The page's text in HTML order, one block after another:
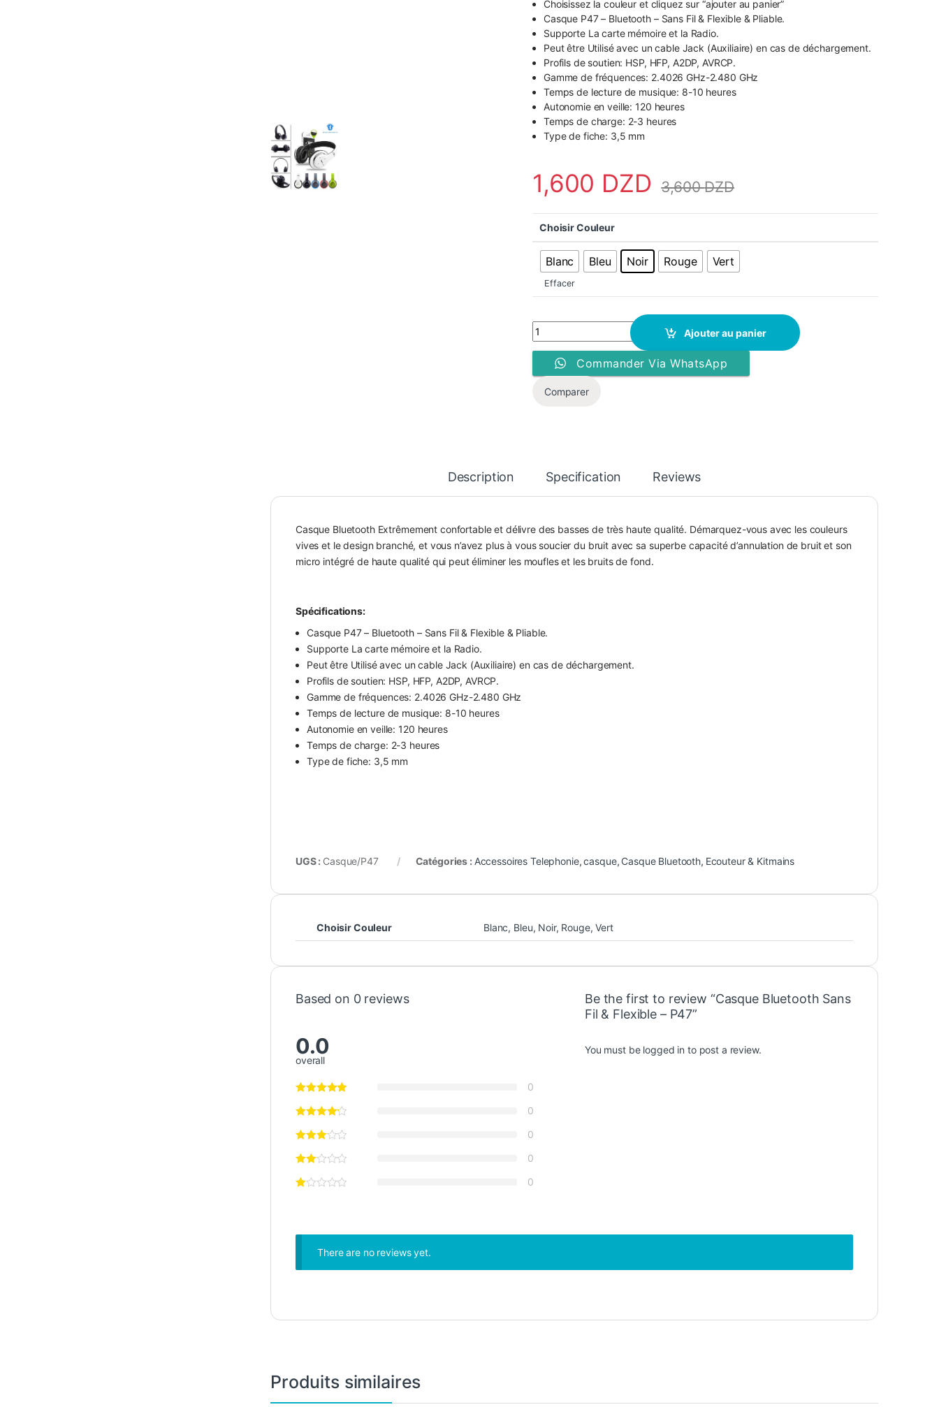
Choisissez la couleur et cliquez sur “ajouter au panier”
Casque P47 – Bluetooth – Sans Fil & Flexible & Pliable.
Supporte La carte mémoire et la Radio.
Peut être Utilisé avec un cable Jack (Auxiliaire) en cas de déchargement.
Profils de soutien: HSP, HFP, A2DP, AVRCP.
Gamme de fréquences: 2.4026 GHz-2.480 GHz
Temps de lecture de musique: 8-10 heures
Autonomie en veille: 120 heures
Temps de charge: 2-3 heures
Type de fiche: 3,5 mm
1,600 DZD 3,600DZD
Choisir Couleur
Blanc Bleu Noir Rouge Vert
Effacer
Casque Bluetooth Sans Fil & Flexible - P47 quantity
Ajouter au panier
Commander Via WhatsApp
Comparer
Description Specification Reviews
Casque Bluetooth Extrêmement confortable et délivre des basses de très haute qualité. Démarquez-vous avec les couleurs
vives et le design branché, et vous n’avez plus à vous soucier du bruit avec sa superbe capacité d’annulation de bruit et son
micro intégré de haute qualité qui peut éliminer les moufles et les bruits de fond.
Spécifications:
Casque P47 – Bluetooth – Sans Fil & Flexible & Pliable.
Supporte La carte mémoire et la Radio.
Peut être Utilisé avec un cable Jack (Auxiliaire) en cas de déchargement.
Profils de soutien: HSP, HFP, A2DP, AVRCP.
Gamme de fréquences: 2.4026 GHz-2.480 GHz
Temps de lecture de musique: 8-10 heures
Autonomie en veille: 120 heures
Temps de charge: 2-3 heures
Type de fiche: 3,5 mm
UGS : Casque/P47 Catégories : Accessoires Telephonie,casque, Casque Bluetooth, Ecouteur & Kitmains
Choisir Couleur Blanc, Bleu, Noir, Rouge,Vert
Based on 0 reviews
0.0
overall
0
0
0
0
0
Be the first to review “Casque Bluetooth Sans
Fil & Flexible – P47”
You must be logged in to post a review.
There are no reviews yet.
Produits similaires